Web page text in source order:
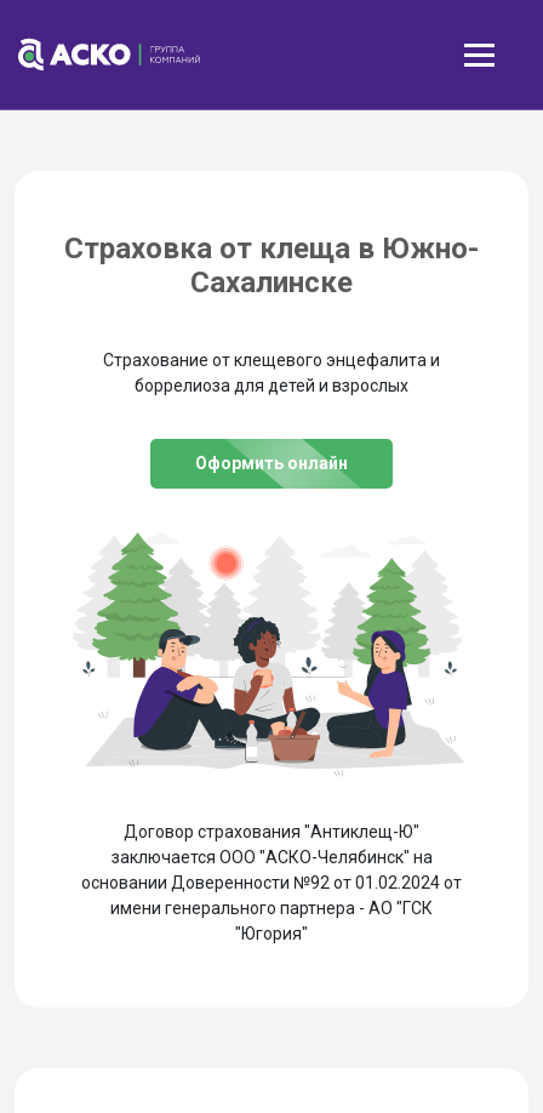
Страховка от клеща в Южно-
Сахалинске
Страхование от клещевого энцефалита и
боррелиоза для детей и взрослых
Оформить онлайн
Договор страхования "Антиклещ-Ю"
заключается ООО "АСКО-Челябинск" на
основании Доверенности №92 от 01.02.2024 от
имени генерального партнера - АО "ГСК
"Югория"